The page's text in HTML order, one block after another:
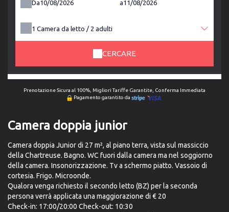
Da a
1 Camera da letto / 2 adulti
CERCARE
Prenotazione Sicura al 100%, Migliori Tariffe Garantite, Conferma Immediata
Pagamento garantito da
Camera doppia junior
Camera doppia Junior di 27 m², al piano terra, vista sul massiccio
della Chartreuse. Bagno. WC fuori dalla camera ma nel soggiorno
della camera. Insonorizzazione. Tv a schermo piatto. Vassoio di
cortesia. Frigo. Microonde.
Qualora venga richiesto il secondo letto (BZ) per la seconda
persona verrà applicata una maggiorazione di € 20
Check-in: 17:00/20:00 Check-out: 10:30